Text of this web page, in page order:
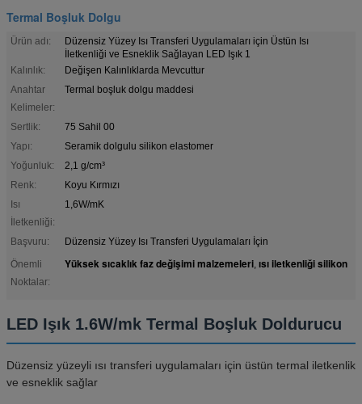
Termal Boşluk Dolgu
Ürün adı:
Düzensiz Yüzey Isı Transferi Uygulamaları için Üstün Isı
İletkenliği ve Esneklik Sağlayan LED Işık 1
Kalınlık:
Değişen Kalınlıklarda Mevcuttur
Anahtar
Kelimeler:
Termal boşluk dolgu maddesi
Sertlik:
75 Sahil 00
Yapı:
Seramik dolgulu silikon elastomer
Yoğunluk:
2,1 g/cm³
Renk:
Koyu Kırmızı
Isı
İletkenliği:
1,6W/mK
Başvuru:
Düzensiz Yüzey Isı Transferi Uygulamaları İçin
Önemli
Noktalar:
Yüksek sıcaklık faz değişimi malzemeleri, ısı iletkenliği silikon
LED Işık 1.6W/mk Termal Boşluk Doldurucu
Düzensiz yüzeyli ısı transferi uygulamaları için üstün termal iletkenlik
ve esneklik sağlar